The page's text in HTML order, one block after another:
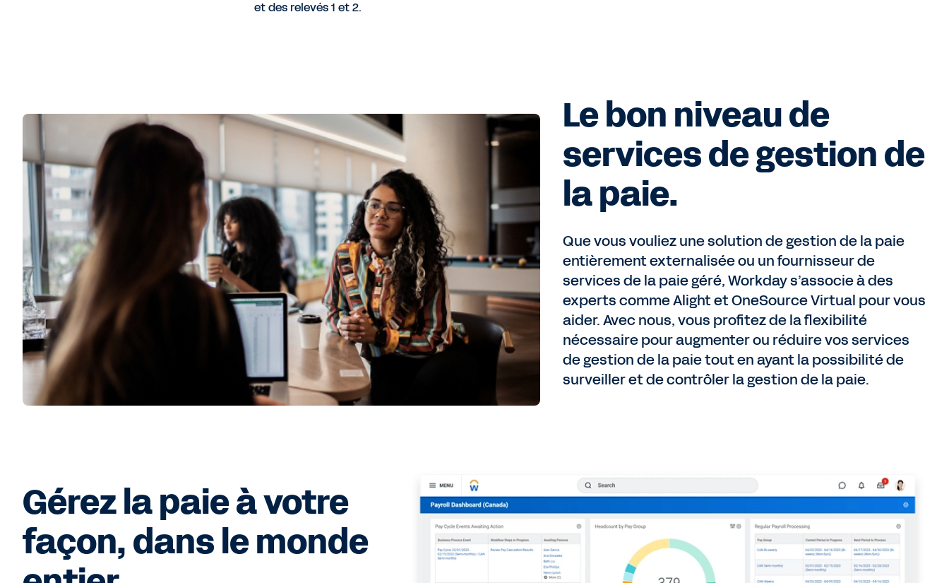
et des relevés 1 et 2.
Le bon niveau de
services de gestion de
la paie.
Que vous vouliez une solution de gestion de la paie
entièrement externalisée ou un fournisseur de
services de la paie géré, Workday s’associe à des
experts comme Alight et OneSource Virtual pour vous
aider. Avec nous, vous profitez de la flexibilité
nécessaire pour augmenter ou réduire vos services
de gestion de la paie tout en ayant la possibilité de
surveiller et de contrôler la gestion de la paie.
Gérez la paie à votre
façon, dans le monde